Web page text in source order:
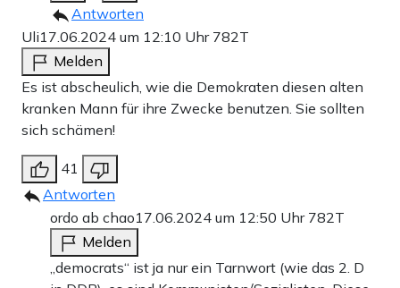
Antworten
Uli17.06.2024 um 12:10 Uhr 782T
Melden
Es ist abscheulich, wie die Demokraten diesen alten
kranken Mann für ihre Zwecke benutzen. Sie sollten
sich schämen!
41
Antworten
ordo ab chao17.06.2024 um 12:50 Uhr 782T
Melden
„democrats“ ist ja nur ein Tarnwort (wie das 2. D